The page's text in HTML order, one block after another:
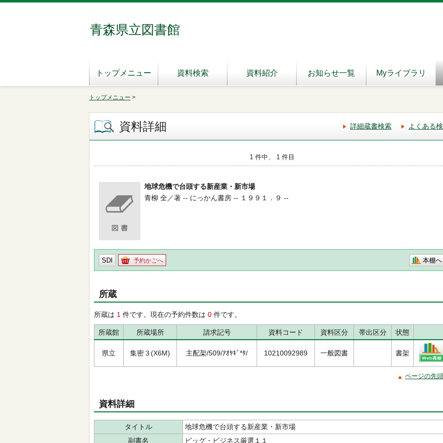
青森県立図書館
トップメニュー 資料検索 資料紹介 お知らせ一覧 Myライブラリ
トップメニュー >
資料詳細 詳細蔵書検索 よくある
1 件中、 1 件目
地球危機で台頭する新産業・新市場
青柳 全／著 -- にっかん書房 -- １９９１．９ --
SDI 予約かごへ 本棚へ
所蔵
所蔵は 1 件です。現在の予約件数は 0 件です。
所蔵館 所蔵場所 請求記号 資料コード 資料区分 帯出区分 状態
県立 集密３(X6M) 主配架/509/ｱｵﾔｷﾞ*ﾀ/ 10210092989 一般図書 書架
ページの先
資料詳細
タイトル
地球危機で台頭する新産業・新市場
副書名
ビッグ・ビジネス厳選１１